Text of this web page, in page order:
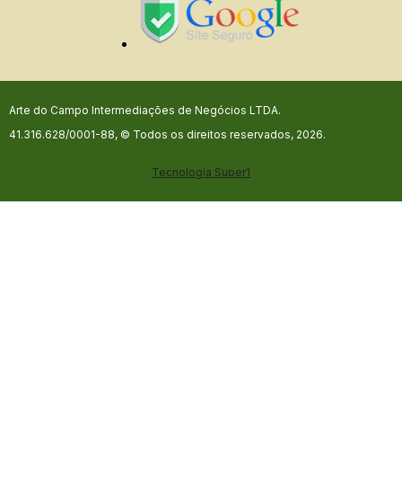
Arte do Campo Intermediações de Negócios LTDA.
41.316.628/0001-88, © Todos os direitos reservados, 2026.
Tecnologia Super1